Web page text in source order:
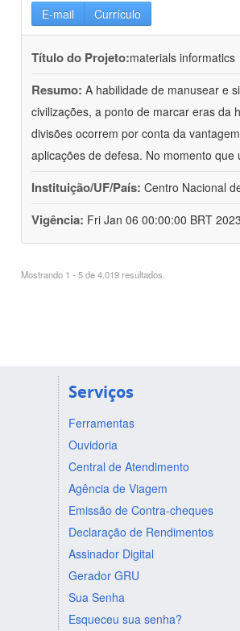
E-mail Currículo
Título do Projeto:materials informatics
Resumo: A habilidade de manusear e
civilizações, a ponto de marcar eras da
divisões ocorrem por conta da
aplicações de defesa. No momento
Instituição/UF/País: Centro Nacional
Vigência: Fri Jan 06 00:00:00 BRT
Mostrando 1 - 5 de 4.019 resultados.
Serviços
Ferramentas
Ouvidoria
Central de Atendimento
Agência de Viagem
Emissão de Contra-cheques
Declaração de Rendimentos
Assinador Digital
Gerador GRU
Sua Senha
Esqueceu sua senha?